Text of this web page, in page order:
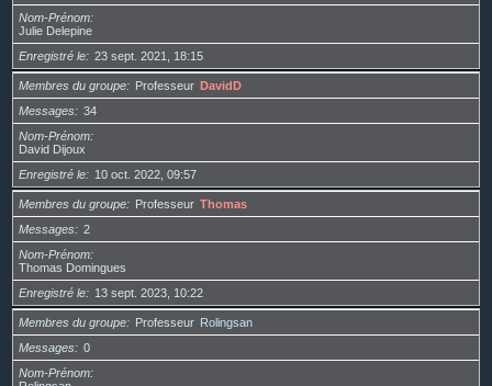
Nom-Prénom
Julie Delepine
Enregistré le
23 sept. 2021, 18:15
Membres du groupe Professeur DavidD
Messages
34
Nom-Prénom
David Dijoux
Enregistré le
10 oct. 2022, 09:57
Membres du groupe Professeur Thomas
Messages
2
Nom-Prénom
Thomas Domingues
Enregistré le
13 sept. 2023, 10:22
Membres du groupe Professeur Rolingsan
Messages
0
Nom-Prénom